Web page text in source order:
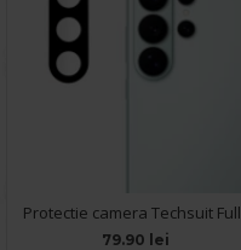
79.90 lei